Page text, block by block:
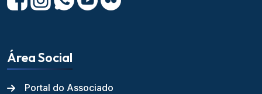
Área Social
Portal do Associado